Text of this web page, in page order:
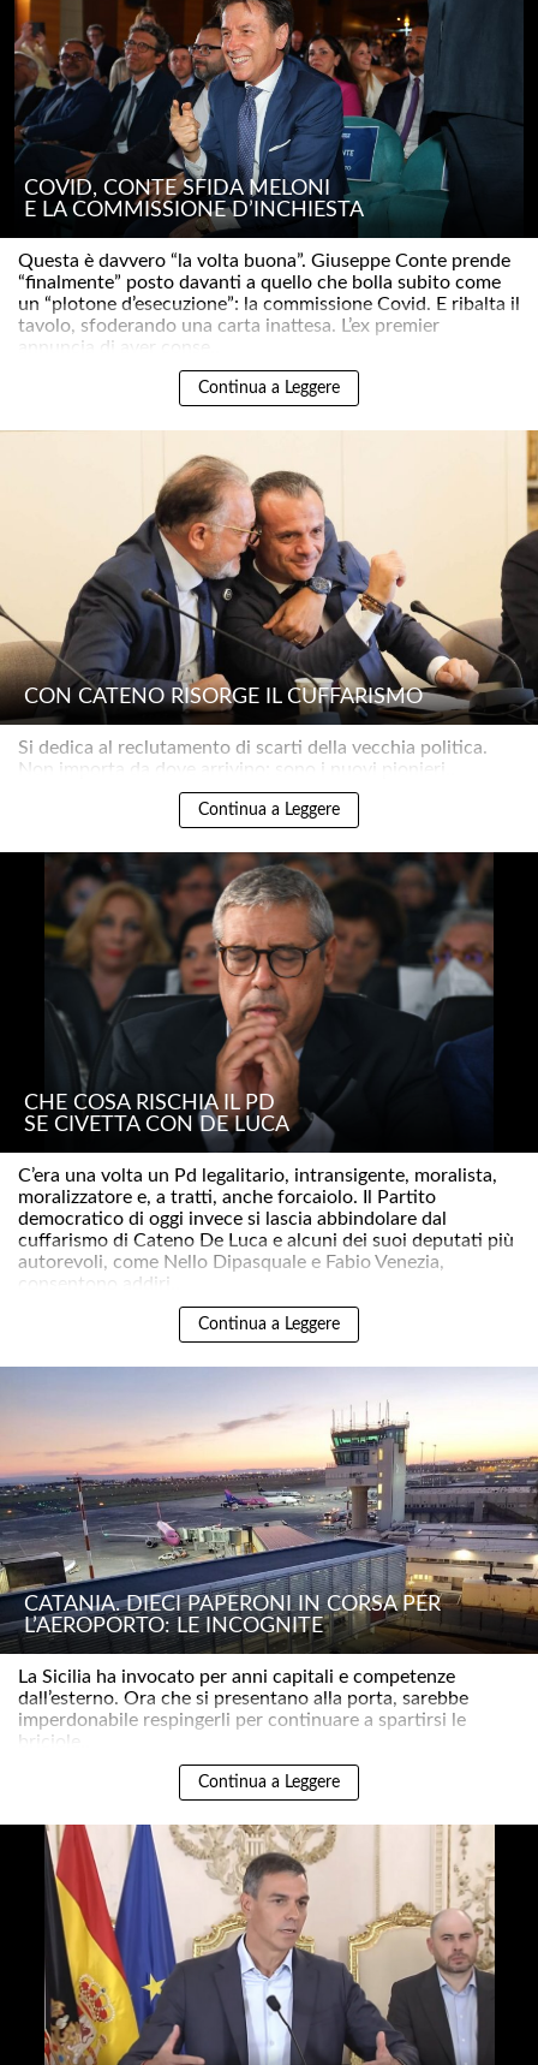
COVID, CONTE SFIDA MELONI
E LA COMMISSIONE D’INCHIESTA
Questa è davvero “la volta buona”. Giuseppe Conte prende
“finalmente” posto davanti a quello che bolla subito come
un “plotone d’esecuzione”: la commissione Covid. E ribalta il
tavolo, sfoderando una carta inattesa. L’ex premier
annuncia di aver conse..
Continua a Leggere
CON CATENO RISORGE IL CUFFARISMO
Si dedica al reclutamento di scarti della vecchia politica.
Non importa da dove arrivino: sono i nuovi pionieri..
Continua a Leggere
CHE COSA RISCHIA IL PD
SE CIVETTA CON DE LUCA
C’era una volta un Pd legalitario, intransigente, moralista,
moralizzatore e, a tratti, anche forcaiolo. Il Partito
democratico di oggi invece si lascia abbindolare dal
cuffarismo di Cateno De Luca e alcuni dei suoi deputati più
autorevoli, come Nello Dipasquale e Fabio Venezia,
consentono addiri..
Continua a Leggere
CATANIA. DIECI PAPERONI IN CORSA PER
L’AEROPORTO: LE INCOGNITE
La Sicilia ha invocato per anni capitali e competenze
dall’esterno. Ora che si presentano alla porta, sarebbe
imperdonabile respingerli per continuare a spartirsi le
briciole..
Continua a Leggere